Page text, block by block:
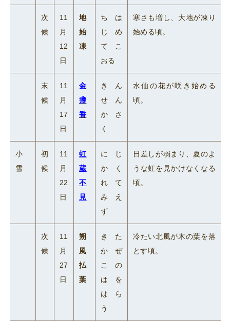
次
候
11
月
12
日
地
始
凍
ちは
じめ
てこ
おる
寒さも増し、大地が凍り
始める頃。
末
候
11
月
17
日
金
盞
香
きん
せん
かさ
く
水仙の花が咲き始める
頃。
小
雪
初
候
11
月
22
日
虹
蔵
不
見
にじ
かく
れて
みえ
ず
日差しが弱まり、夏のよ
うな虹を見かけなくなる
頃。
次
候
11
月
27
日
朔
風
払
葉
きた
かぜ
この
はを
はら
う
冷たい北風が木の葉を落
とす頃。